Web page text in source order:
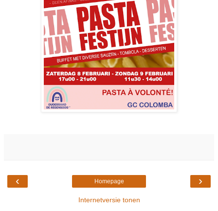
‹ ›
Homepage
Internetversie tonen